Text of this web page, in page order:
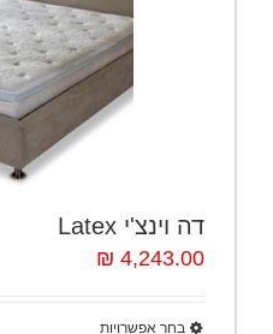
דה וינצ'י Latex
4,243.00 ₪
בחר אפשרויות